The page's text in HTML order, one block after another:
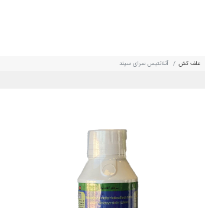
علف کش آتلانتیس سرای سپند